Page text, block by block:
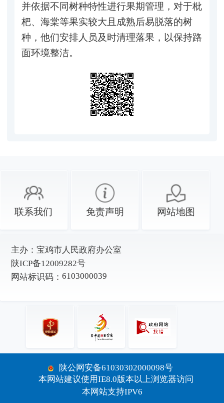
并依据不同树种特性进行果期管理，对于枇
杷、海棠等果实较大且成熟后易脱落的树
种，他们安排人员及时清理落果，以保持路
面环境整洁。
联系我们 免责声明 网站地图
主办： 宝鸡市人民政府办公室
陕ICP备12009282号
网站标识码： 6103000039
陕公网安备61030302000098号
本网站建议使用IE8.0版本以上浏览器访问
本网站支持IPV6